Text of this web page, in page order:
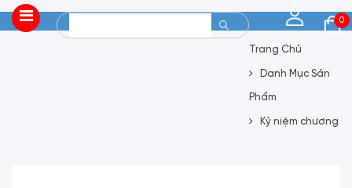
0
Trang Chủ
Danh Mục Sản
Phẩm
Kỷ niệm chương